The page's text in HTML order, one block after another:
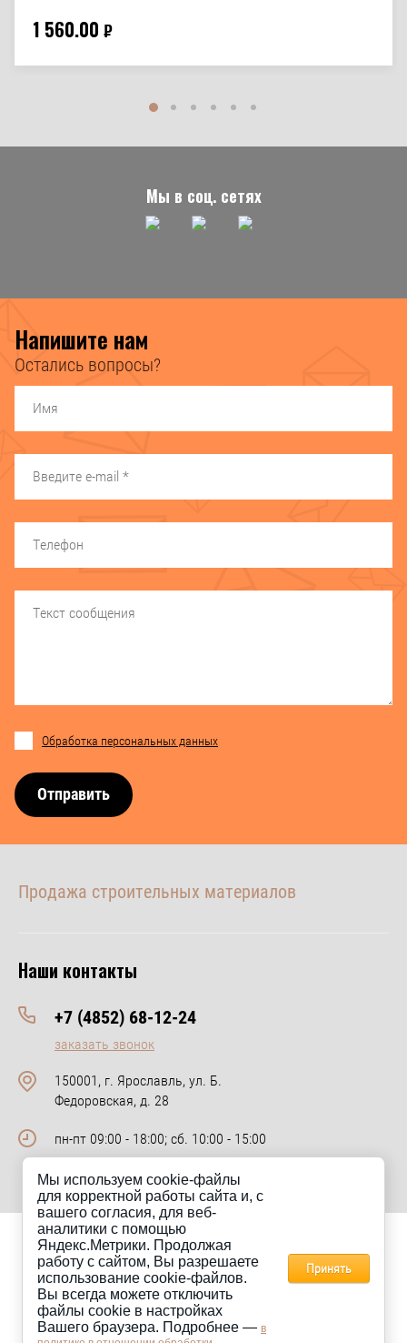
1 560.00 ₽
Мы в соц. сетях
Напишите нам
Остались вопросы?
Обработка персональных данных
Отправить
Продажа строительных материалов
Наши контакты
+7 (4852) 68-12-24
заказать звонок
150001, г. Ярославль, ул. Б.
Федоровская, д. 28
пн-пт 09:00 - 18:00; сб. 10:00 - 15:00
Сайт km-keramik.ru носит исключительно информационный
характер и ни при каких условиях не является публичной офертой.
Для получения информации о стоимости товаров, пожалуйста,
обращайтесь в отдел продаж компании КМ-Керамик.
Мы используем cookie-файлы
для корректной работы сайта и, с
вашего согласия, для веб-
аналитики с помощью
Яндекс.Метрики. Продолжая
работу с сайтом, Вы разрешаете
использование cookie-файлов.
Вы всегда можете отключить
файлы cookie в настройках
Вашего браузера. Подробнее — в
Принять